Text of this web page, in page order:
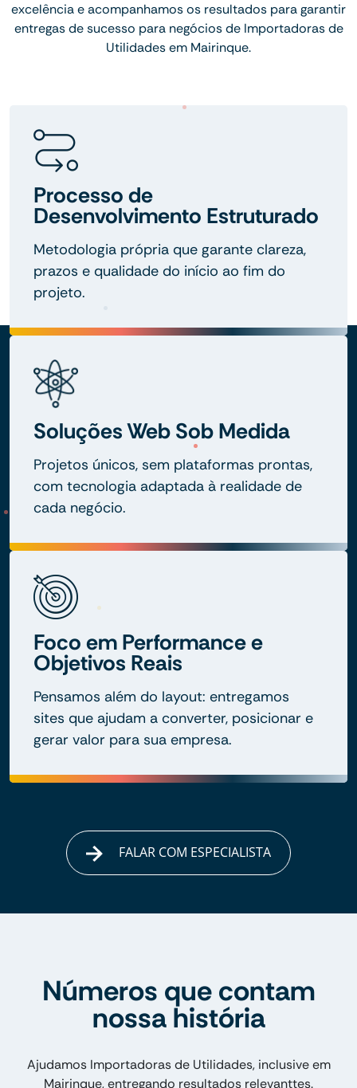
excelência e acompanhamos os resultados para garantir
entregas de sucesso para negócios de Importadoras de
Utilidades em Mairinque.
Processo de
Desenvolvimento Estruturado
Metodologia própria que garante clareza,
prazos e qualidade do início ao fim do
projeto.
Soluções Web Sob Medida
Projetos únicos, sem plataformas prontas,
com tecnologia adaptada à realidade de
cada negócio.
Foco em Performance e
Objetivos Reais
Pensamos além do layout: entregamos
sites que ajudam a converter, posicionar e
gerar valor para sua empresa.
FALAR COM ESPECIALISTA
Números que contam
nossa história
Ajudamos Importadoras de Utilidades, inclusive em
Mairinque, entregando resultados relevanttes.